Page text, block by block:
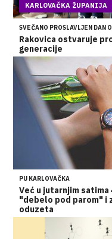
KARLOVAČKA ŽUPANIJA
SVEČANO PROSLAVLJEN DAN
Rakovica ostvaruje
generacije
PU KARLOVAČKA
Već u jutarnjim
"debelo pod parom" i
oduzeta